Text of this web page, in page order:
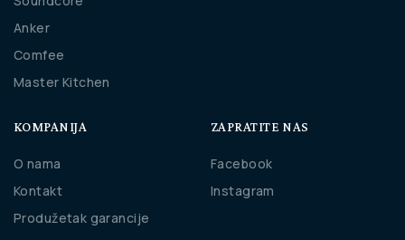
Anker
Comfee
Master Kitchen
KOMPANIJA
O nama
Kontakt
Produžetak garancije
ZAPRATITE NAS
Facebook
Instagram